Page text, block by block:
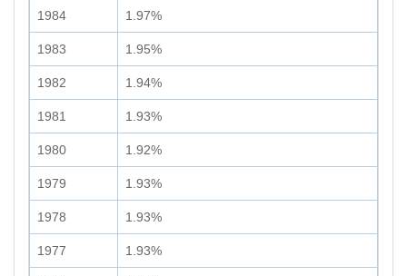
1984 1.97%
1983 1.95%
1982 1.94%
1981 1.93%
1980 1.92%
1979 1.93%
1978 1.93%
1977 1.93%